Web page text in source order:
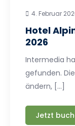
4. Februar
Hotel
2026
Intermedia
gefunden.
ändern, […]
Jetzt